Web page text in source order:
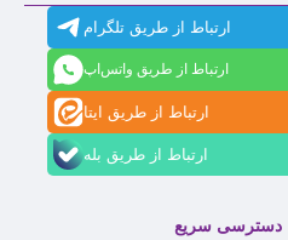
ارتباط از طریق تلگرام
ارتباط از طریق واتس‌اپ
ارتباط از طریق ایتا
ارتباط از طریق بله
دسترسی سریع